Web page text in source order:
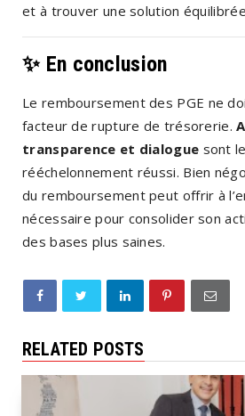
et à trouver une solution
✨ En conclusion
Le remboursement des PGE ne
facteur de rupture de trésorerie.
transparence et dialogue sont
rééchelonnement réussi. Bien
du remboursement peut offrir à
nécessaire pour consolider son
des bases plus saines.
RELATED POSTS